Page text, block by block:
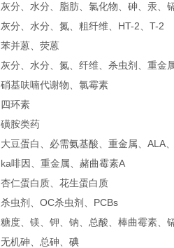
灰分、水分、脂肪、氯化物、砷、汞、
灰分、水分、氮、粗纤维、HT-2、T-2
苯并蒽、荧蒽
灰分、水分、氮、纤维、杀虫剂、重金
硝基呋喃代谢物、氯霉素
四环素
磺胺类药
大豆蛋白、必需氨基酸、重金属、ALA
ka啡因、重金属、赭曲霉素A
杏仁蛋白质、花生蛋白质
杀虫剂、OC杀虫剂、PCBs
糖度、镁、钾、钠、总酸、棒曲霉素、
无机砷、总砷、碘